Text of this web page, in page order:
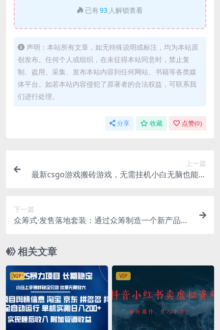
已有93 人解锁查看
声明：本站所有文章，如无特殊说明或标注，均为本站原
创发布。任何个人或组织，在未征得本站同意时，禁止复
制、盗用、采集、发布本站内容到任何网站、书籍等各类媒
体平台。如若本站内容侵犯了原著者的合法权益，可联系我
们进行处理。
分享 收藏 点赞(0)
上一篇
最新csgo游戏搬砖游戏，无需挂机小白无脑也能日
下一篇
众筹式·发售落地套装：通过众筹制造一个新产品，
相关文章
VIP VIP